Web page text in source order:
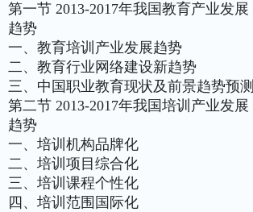
第一节 2013-2017年我国教育产业发展
趋势
一、教育培训产业发展趋势
二、教育行业网络建设新趋势
三、中国职业教育现状及前景趋势预测
第二节 2013-2017年我国培训产业发展
趋势
一、培训机构品牌化
二、培训项目综合化
三、培训课程个性化
四、培训范围国际化